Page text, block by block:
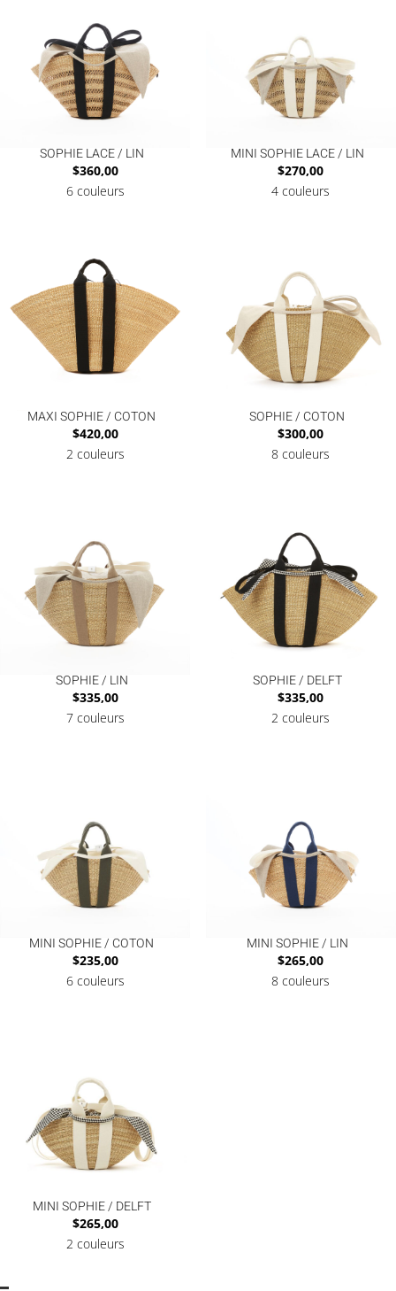
SOPHIE LACE / LIN
$360,00
6 couleurs
MINI SOPHIE LACE / LIN
$270,00
4 couleurs
MAXI SOPHIE / COTON
$420,00
2 couleurs
SOPHIE / COTON
$300,00
8 couleurs
SOPHIE / LIN
$335,00
7 couleurs
SOPHIE / DELFT
$335,00
2 couleurs
MINI SOPHIE / COTON
$235,00
6 couleurs
MINI SOPHIE / LIN
$265,00
8 couleurs
MINI SOPHIE / DELFT
$265,00
2 couleurs